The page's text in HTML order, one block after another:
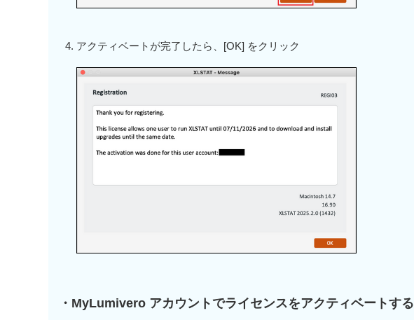
アクティベートが完了したら、[OK] をクリック
・MyLumivero アカウントでライセンスをアクティベートする